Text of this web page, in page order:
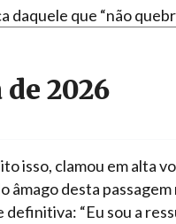
daquele que “não
2026
isso, clamou em alta
âmago desta
definitiva: “Eu sou a